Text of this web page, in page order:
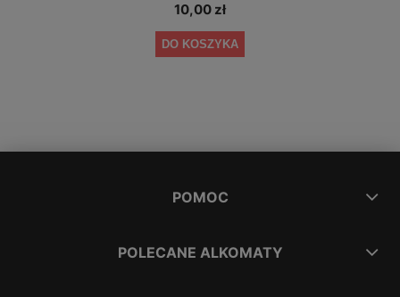
10,00 zł
DO KOSZYKA
POMOC
POLECANE ALKOMATY